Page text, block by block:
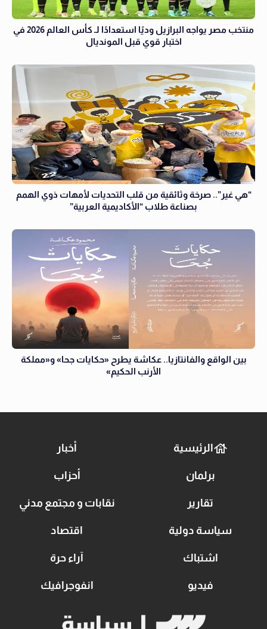
منتخب مصر يواجه البرازيل وديًا استعدادًا لـ كأس العالم 2026 في
اختبار قوي قبل المونديال
“هي غير”.. صرخة وثائقية من قلب التحديات لأمهات ذوي الهمم
بصناعة طلاب “الأكاديمية العربية”
بين الواقع والفانتازيا.. عكاشة يطرح «حكايات جحا» و«مملكة
الأرنب الحكيم»
الرئيسية أخبار
برلمان أحزاب
تقارير نقابات و مجتمع مدني
سياسة دولية اقتصاد
اشتباك آراء حرة
فيديو انفوجرافيك